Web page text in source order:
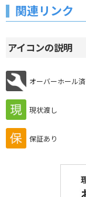
関連リンク
アイコンの説明
オーバーホール済
現状渡し
保証あり